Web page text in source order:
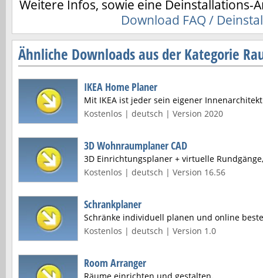
Weitere Infos, sowie eine Deinstallations-
Download FAQ /
Ähnliche Downloads aus der Kategorie
IKEA Home Planer
Mit IKEA ist jeder sein eigener
Kostenlos | deutsch | Version 2020
3D Wohnraumplaner CAD
3D Einrichtungsplaner + virtuelle
Kostenlos | deutsch | Version 16.56
Schrankplaner
Schränke individuell planen und online
Kostenlos | deutsch | Version 1.0
Room Arranger